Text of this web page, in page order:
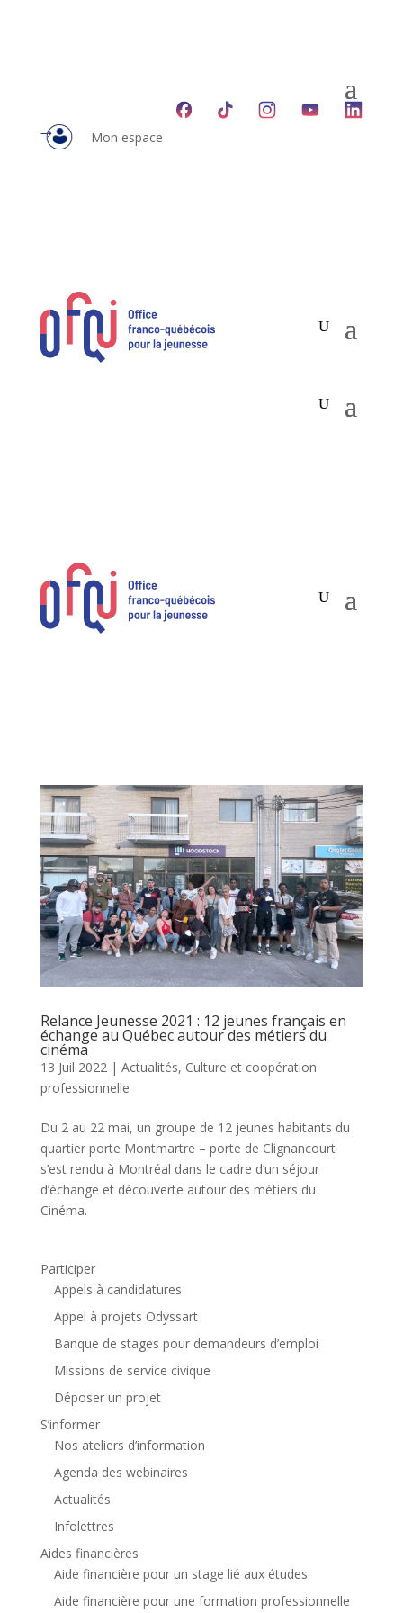
Mon espace
Relance Jeunesse 2021 : 12 jeunes français en
échange au Québec autour des métiers du
cinéma
13 Juil 2022 | Actualités, Culture et coopération
professionnelle
Du 2 au 22 mai, un groupe de 12 jeunes habitants du
quartier porte Montmartre – porte de Clignancourt
s’est rendu à Montréal dans le cadre d’un séjour
d’échange et découverte autour des métiers du
Cinéma.
Participer
Appels à candidatures
Appel à projets Odyssart
Banque de stages pour demandeurs d’emploi
Missions de service civique
Déposer un projet
S’informer
Nos ateliers d’information
Agenda des webinaires
Actualités
Infolettres
Aides financières
Aide financière pour un stage lié aux études
Aide financière pour une formation professionnelle